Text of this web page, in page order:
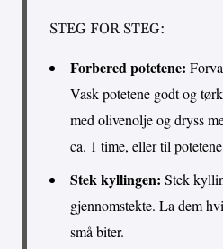
STEG FOR STEG:
Forbered potetene:
Vask potetene godt og
med olivenolje og dryss
ca. 1 time, eller til
Stek kyllingen: Stek
gjennomstekte. La dem
små biter.